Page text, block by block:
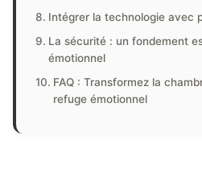
Intégrer la technologie avec
La sécurité : un fondement
émotionnel
FAQ : Transformez la
refuge émotionnel